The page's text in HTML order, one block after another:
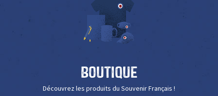
Boutique
Découvrez les produits du Souvenir Français !